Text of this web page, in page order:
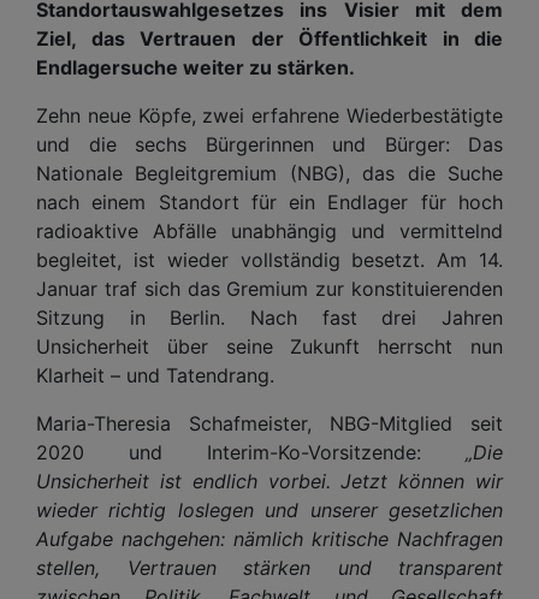
Standortauswahlgesetzes ins Visier mit dem
Ziel, das Vertrauen der Öffentlichkeit in die
Endlagersuche weiter zu stärken.
Zehn neue Köpfe, zwei erfahrene Wiederbestätigte
und die sechs Bürgerinnen und Bürger: Das
Nationale Begleitgremium (NBG), das die Suche
nach einem Standort für ein Endlager für hoch
radioaktive Abfälle unabhängig und vermittelnd
begleitet, ist wieder vollständig besetzt. Am 14.
Januar traf sich das Gremium zur konstituierenden
Sitzung in Berlin. Nach fast drei Jahren
Unsicherheit über seine Zukunft herrscht nun
Klarheit – und Tatendrang.
Maria-Theresia Schafmeister, NBG-Mitglied seit
2020 und Interim-Ko-Vorsitzende: „Die
Unsicherheit ist endlich vorbei. Jetzt können wir
wieder richtig loslegen und unserer gesetzlichen
Aufgabe nachgehen: nämlich kritische Nachfragen
stellen, Vertrauen stärken und transparent